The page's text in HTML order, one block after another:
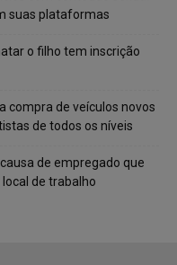
suas plataformas
o filho tem inscrição
compra de veículos novos
de todos os níveis
de empregado que
de trabalho